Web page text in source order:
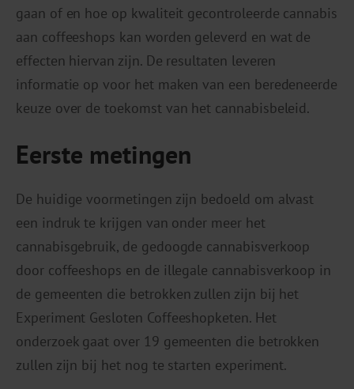
gaan of en hoe op kwaliteit gecontroleerde cannabis
aan coffeeshops kan worden geleverd en wat de
effecten hiervan zijn. De resultaten leveren
informatie op voor het maken van een beredeneerde
keuze over de toekomst van het cannabisbeleid.
Eerste metingen
De huidige voormetingen zijn bedoeld om alvast
een indruk te krijgen van onder meer het
cannabisgebruik, de gedoogde cannabisverkoop
door coffeeshops en de illegale cannabisverkoop in
de gemeenten die betrokken zullen zijn bij het
Experiment Gesloten Coffeeshopketen. Het
onderzoek gaat over 19 gemeenten die betrokken
zullen zijn bij het nog te starten experiment.